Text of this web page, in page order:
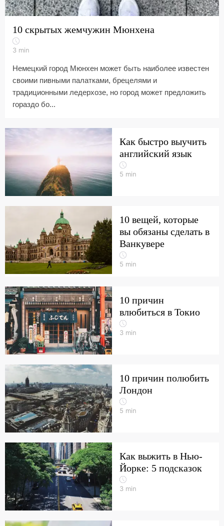
10 скрытых жемчужин Мюнхена
3 min
Немецкий город Мюнхен может быть наиболее известен
своими пивными палатками, брецелями и
традиционными ледерхозе, но город может предложить
гораздо бо...
Как быстро выучить
английский язык
5 min
10 вещей, которые
вы обязаны сделать в
Ванкувере
5 min
10 причин
влюбиться в Токио
3 min
10 причин полюбить
Лондон
5 min
Как выжить в Нью-
Йорке: 5 подсказок
3 min